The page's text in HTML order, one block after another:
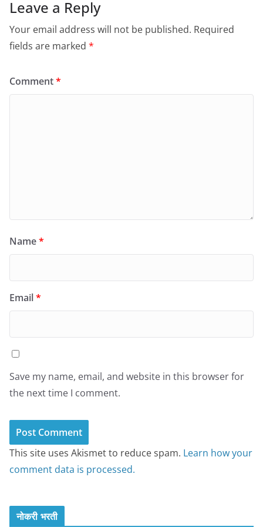
Leave a Reply
Your email address will not be published. Required
fields are marked *
Comment*
Name*
Email*
Save my name, email, and website in this browser for
the next time I comment.
This site uses Akismet to reduce spam. Learn how your
comment data is processed.
नोकरी भरती